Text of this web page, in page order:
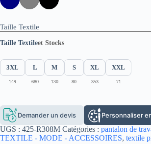
Taille Textile
Taille Textileet Stocks
3XL
149
L
680
M
130
S
80
XL
353
XXL
71
Demander un devis Personnaliser
UGS : 425-R308M Catégories : pantalon de
TEXTILE - MODE - ACCESSOIRES, textile